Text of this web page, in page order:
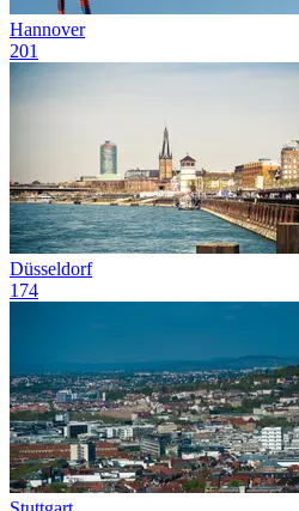
Hannover
201
Düsseldorf
174